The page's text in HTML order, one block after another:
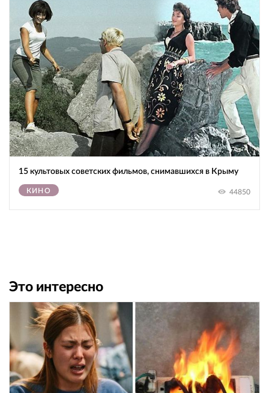
15 культовых советских фильмов, снимавшихся в Крыму
КИНО 44850
Это интересно